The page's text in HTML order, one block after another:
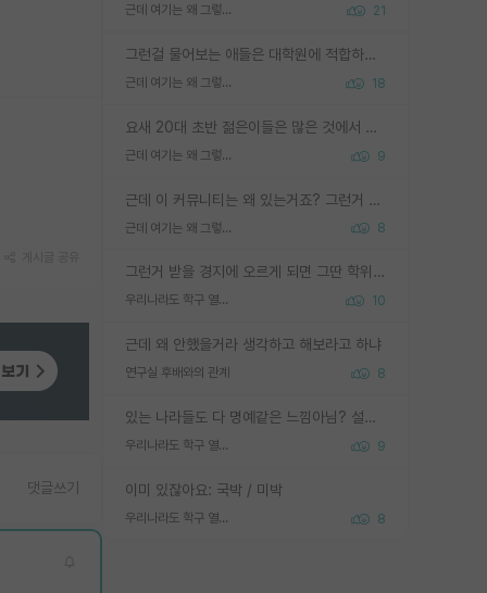
근데 여기는 왜 그렇게 SPK를 물어보는거임? 21
그런걸 물어보는 애들은 대학원에 적합하지 않다
근데 여기는 왜 그렇게 SPK를 물어보는거임? 18
요새 20대 초반 젊은이들은 많은 것에서 가성비를 따지더라고요. 내가 이 정도 인풋을 넣었을 때 그만큼 아웃풋이 나올 것인가? 사실 아웃풋이 인풋 대비 리니어하게 나오지 않는 영역을 시도하기 싫어한다는 느낌입니다.
근데 여기는 왜 그렇게 SPK를 물어보는거임? 9
근데 이 커뮤니티는 왜 있는거죠? 그런거 쉽게 물어볼수있어서 있는거 아닌가요? 그렇게 보기 싫으면 커뮤니티도 하지마시지 그러면
근데 여기는 왜 그렇게 SPK를 물어보는거임? 8
그런거 받을 경지에 오르게 되면 그딴 학위명이 필요없음
우리나라도 학구 열풍보면 Higher Doctorate 학위가 필요하다고 봅니다. 10
근데 왜 안했을거라 생각하고 해보라고 하냐
연구실 후배와의 관계 8
있는 나라들도 다 명예같은 느낌아님? 설마 박사끼리 등급나눠서 학위수여하자 같은 헛소리는 아니지? ㅋㅋ
우리나라도 학구 열풍보면 Higher Doctorate 학위가 필요하다고 봅니다. 9
이미 있잖아요: 국박 / 미박
우리나라도 학구 열풍보면 Higher Doctorate 학위가 필요하다고 봅니다. 8
댓글쓰기